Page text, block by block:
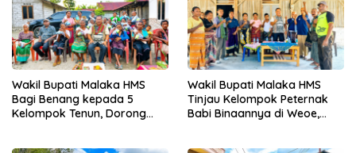
Wakil Bupati Malaka HMS
Bagi Benang kepada 5
Kelompok Tenun, Dorong
Wakil Bupati Malaka HMS
Tinjau Kelompok Peternak
Babi Binaannya di Weoe,